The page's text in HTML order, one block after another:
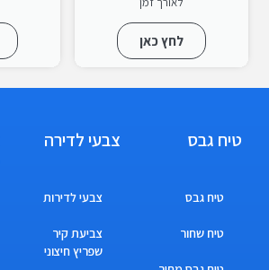
לחץ כאן
טיח גבס
טיח גבס
טיח שחור
צבעי לדירה
צבעי לדירות
צביעת קיר
שפריץ חיצוני